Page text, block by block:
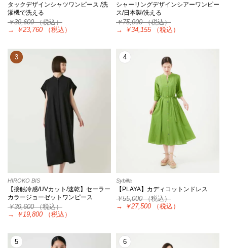
タックデザインシャツワンピース /洗
濯機で洗える
￥39,600（税込）
→
￥23,760 （税込）
シャーリングデザインシアーワンピー
ス/日本製/洗える
￥75,900（税込）
→
￥34,155 （税込）
3
HIROKO BIS
【接触冷感/UVカット/速乾】セーラー
カラージョーゼットワンピース
￥39,600（税込）
→
￥19,800 （税込）
4
Sybilla
【PLAYA】カディコットンドレス
￥55,000（税込）
→
￥27,500 （税込）
5 6